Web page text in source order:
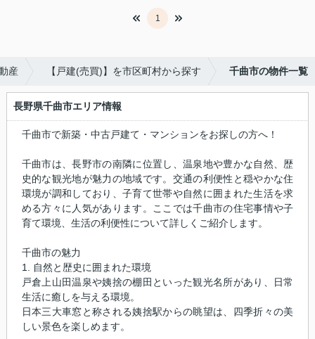
1
産 【戸建(売買)】を市区町村から探す 千曲市の物件一覧
長野県千曲市エリア情報
千曲市で新築・中古戸建て・マンションをお探しの方へ！
千曲市は、長野市の南隣に位置し、温泉地や豊かな自然、歴
史的な観光地が魅力の地域です。交通の利便性と穏やかな住
環境が調和しており、子育て世帯や自然に囲まれた生活を求
める方々に人気があります。ここでは千曲市の住宅事情や子
育て環境、生活の利便性について詳しくご紹介します。
千曲市の魅力
1. 自然と歴史に囲まれた環境
戸倉上山田温泉や姨捨の棚田といった観光名所があり、日常
生活に癒しを与える環境。
日本三大車窓と称される姨捨駅からの眺望は、四季折々の美
しい景色を楽しめます。